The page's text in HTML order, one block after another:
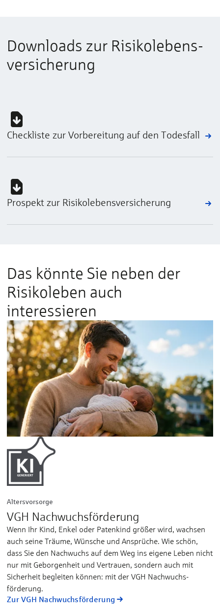
Downloads zur Ri­si­ko­lebens­
ver­sicherung
Checkliste zur Vorbereitung auf den Todesfall
Prospekt zur Risiko­lebens­ver­sicherung
Das könnte Sie neben der
Risikoleben auch
interessieren
Altersvorsorge
VGH Nachwuchsförderung
Wenn Ihr Kind, Enkel oder Paten­kind größer wird, wachsen
auch seine Träume, Wünsche und An­sprüche. Wie schön,
dass Sie den Nach­wuchs auf dem Weg ins eigene Leben nicht
nur mit Ge­borgen­heit und Ver­trauen, sondern auch mit
Sicher­heit be­gleiten können: mit der VGH Nach­wuchs­
förderung.
Zur VGH Nachwuchsförderung